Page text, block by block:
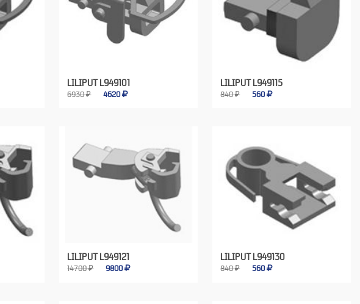
LILIPUT L949101
6930 ₽ 4620
LILIPUT L949115
840 ₽ 560
LILIPUT L949121
14700 ₽ 9800
LILIPUT L949130
840 ₽ 560